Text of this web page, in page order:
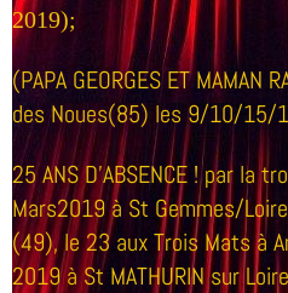
2019);
(PAPA GEORGES ET MAMAN
des Noues(85) les 9/10/15/
25 ANS D'ABSENCE ! par la
Mars2019 à St Gemmes/
(49), le 23 aux Trois Mats à
2019 à St MATHURIN sur